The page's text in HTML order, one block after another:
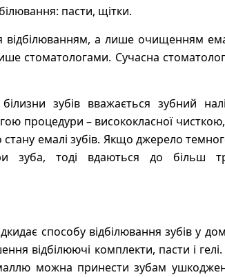
пасти, щітки.
а лише очищенням
стоматологами. Сучасна
зубів вважається зубний
процедури – висококласної
емалі зубів. Якщо джерело
зуба, тоді вдаються до більш
способу відбілювання зубів у
відбілюючі комплекти, пасти і гелі.
можна принести зубам